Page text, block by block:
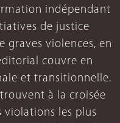
indépendant
de justice
graves violences, en
couvre en
et transitionnelle.
trouvent à la croisée
violations les plus